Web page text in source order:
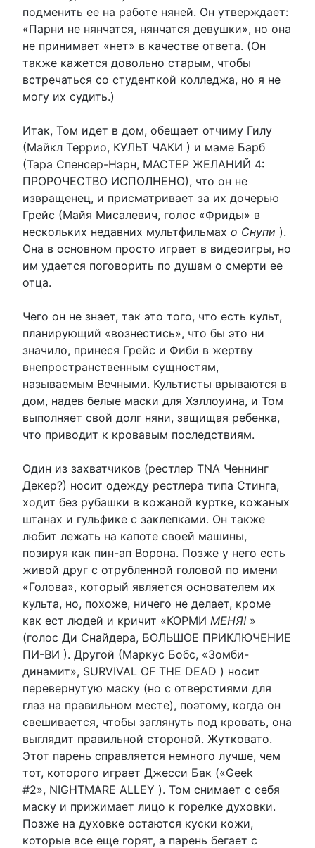
подменить ее на работе няней. Он утверждает:
«Парни не нянчатся, нянчатся девушки», но она
не принимает «нет» в качестве ответа. (Он
также кажется довольно старым, чтобы
встречаться со студенткой колледжа, но я не
могу их судить.)
Итак, Том идет в дом, обещает отчиму Гилу
(Майкл Террио, КУЛЬТ ЧАКИ ) и маме Барб
(Тара Спенсер-Нэрн, МАСТЕР ЖЕЛАНИЙ 4:
ПРОРОЧЕСТВО ИСПОЛНЕНО), что он не
извращенец, и присматривает за их дочерью
Грейс (Майя Мисалевич, голос «Фриды» в
нескольких недавних мультфильмах о Снупи ).
Она в основном просто играет в видеоигры, но
им удается поговорить по душам о смерти ее
отца.
Чего он не знает, так это того, что есть культ,
планирующий «вознестись», что бы это ни
значило, принеся Грейс и Фиби в жертву
внепространственным сущностям,
называемым Вечными. Культисты врываются в
дом, надев белые маски для Хэллоуина, и Том
выполняет свой долг няни, защищая ребенка,
что приводит к кровавым последствиям.
Один из захватчиков (рестлер TNA Ченнинг
Декер?) носит одежду рестлера типа Стинга,
ходит без рубашки в кожаной куртке, кожаных
штанах и гульфике с заклепками. Он также
любит лежать на капоте своей машины,
позируя как пин-ап Ворона. Позже у него есть
живой друг с отрубленной головой по имени
«Голова», который является основателем их
культа, но, похоже, ничего не делает, кроме
как ест людей и кричит «КОРМИ МЕНЯ! »
(голос Ди Снайдера, БОЛЬШОЕ ПРИКЛЮЧЕНИЕ
ПИ-ВИ ). Другой (Маркус Бобс, «Зомби-
динамит», SURVIVAL OF THE DEAD ) носит
перевернутую маску (но с отверстиями для
глаз на правильном месте), поэтому, когда он
свешивается, чтобы заглянуть под кровать, она
выглядит правильной стороной. Жутковато.
Этот парень справляется немного лучше, чем
тот, которого играет Джесси Бак («Geek
#2», NIGHTMARE ALLEY ). Том снимает с себя
маску и прижимает лицо к горелке духовки.
Позже на духовке остаются куски кожи,
которые все еще горят, а парень бегает с